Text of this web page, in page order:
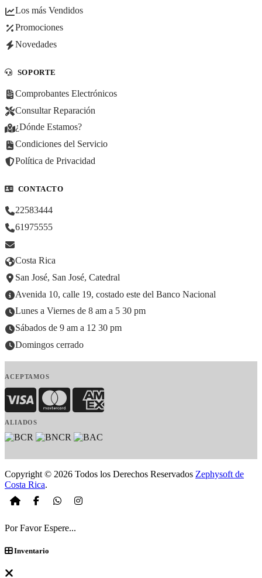
Los más Vendidos
Promociones
Novedades
SOPORTE
Comprobantes Electrónicos
Consultar Reparación
¿Dónde Estamos?
Condiciones del Servicio
Política de Privacidad
CONTACTO
22583444
61975555
Costa Rica
San José, San José, Catedral
Avenida 10, calle 19, costado este del Banco Nacional
Lunes a Viernes de 8 am a 5 30 pm
Sábados de 9 am a 12 30 pm
Domingos cerrado
ACEPTAMOS
Visa MasterCardAmerican Express
ALIADOS
Copyright © 2026 Todos los Derechos Reservados Zephysoft de
Costa Rica.
Por Favor Espere...
Inventario